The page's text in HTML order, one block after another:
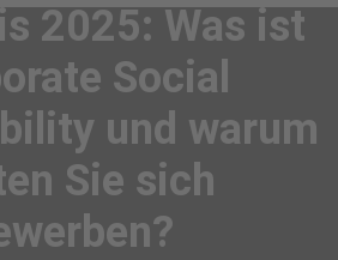
2025: Was ist
Social
und warum
Sie sich